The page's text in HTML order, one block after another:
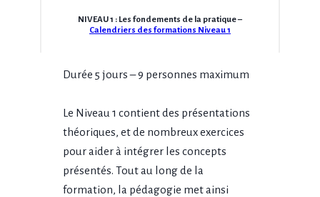
NIVEAU1 : Les fondements de la pratique –
Calendriers des formations Niveau 1
Durée 5 jours – 9 personnes maximum
Le Niveau 1 contient des présentations
théoriques, et de nombreux exercices
pour aider à intégrer les concepts
présentés. Tout au long de la
formation, la pédagogie met ainsi